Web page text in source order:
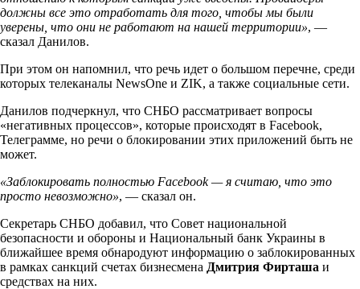
должны все это отработать для того, чтобы мы были
уверены, что они не работают на нашей территории», —
сказал Данилов.
При этом он напомнил, что речь идет о большом перечне, среди
которых телеканалы NewsOne и ZIK, а также социальные сети.
Данилов подчеркнул, что СНБО рассматривает вопросы
«негативных процессов», которые происходят в Facebook,
Телеграмме, но речи о блокировании этих приложений быть не
может.
«Заблокировать полностью Facebook — я считаю, что это
просто невозможно», — сказал он.
Секретарь СНБО добавил, что Совет национальной
безопасности и обороны и Национальный банк Украины в
ближайшее время обнародуют информацию о заблокированных
в рамках санкций счетах бизнесмена Дмитрия Фирташа и
средствах на них.